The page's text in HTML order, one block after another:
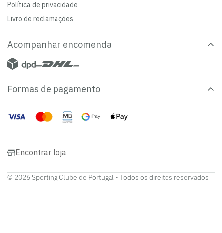
Política de privacidade
Livro de reclamações
Acompanhar encomenda
Formas de pagamento
Encontrar loja
© 2026 Sporting Clube de Portugal - Todos os direitos reservados